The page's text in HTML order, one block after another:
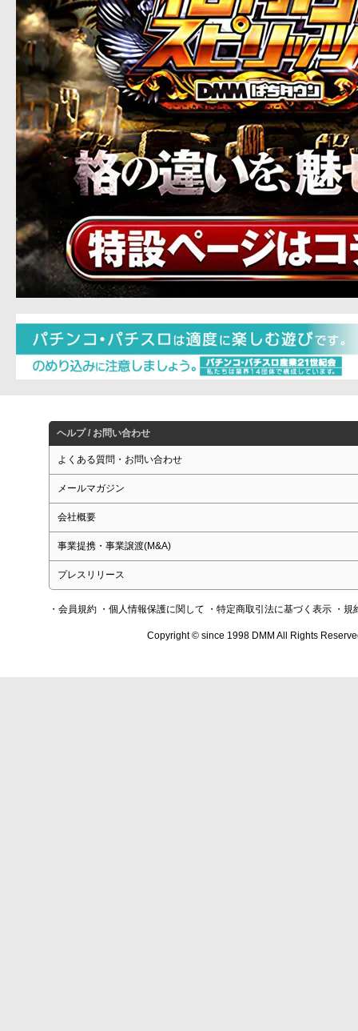
ヘルプ / お問い合わせ
よくある質問・お問い合わせ
メールマガジン
会社概要
事業提携・事業譲渡(M&A)
プレスリリース
・会員規約 ・個人情報保護に関して ・特定商取引法に基づく表示 ・規
Copyright © since 1998 DMM All Rights